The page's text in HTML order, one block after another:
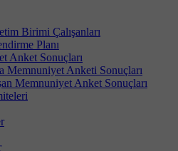
Birimi Çalışanları
Planı
Anket Sonuçları
Memnuniyet Anketi Sonuçları
Memnuniyet Anket Sonuçları